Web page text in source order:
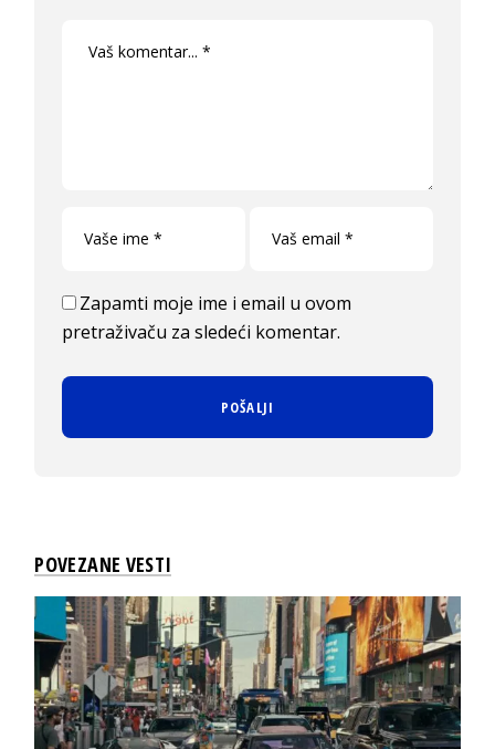
Zapamti moje ime i email u ovom
pretraživaču za sledeći komentar.
POVEZANE VESTI